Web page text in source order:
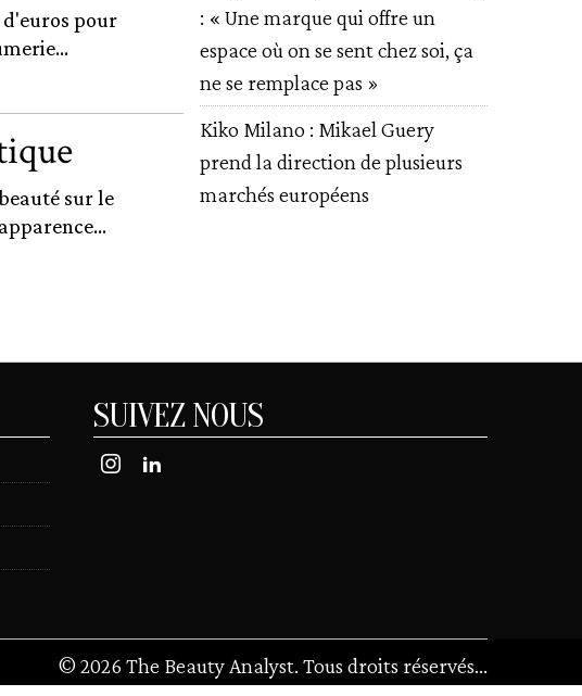
pour
sur le
: « Une marque qui offre un
espace où on se sent chez soi, ça
ne se remplace pas »
Kiko Milano : Mikael Guery
prend la direction de plusieurs
marchés européens
SUIVEZ NOUS
©2026 The Beauty Analyst. Tous droits réservés...